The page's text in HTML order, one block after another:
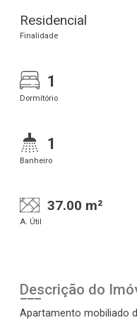
Residencial
Finalidade
1
Dormitório
1
Banheiro
37.00 m²
A. Útil
Descrição do
Apartamento mobiliado